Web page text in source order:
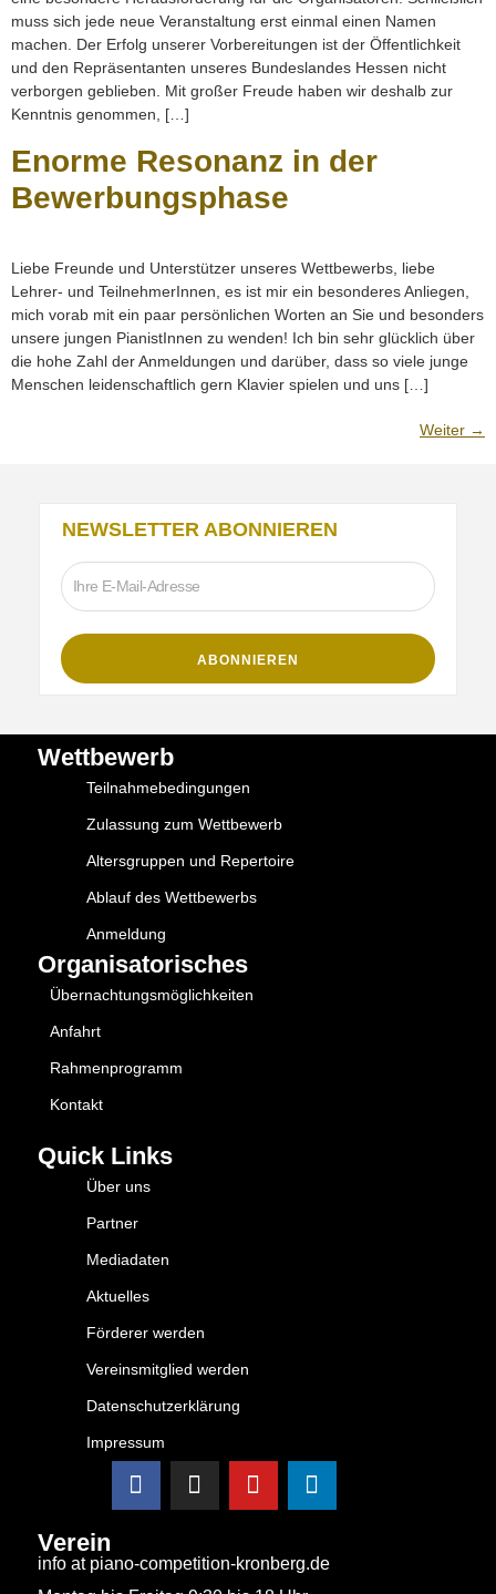
muss sich jede neue Veranstaltung erst einmal einen Namen
machen. Der Erfolg unserer Vorbereitungen ist der Öffentlichkeit
und den Repräsentanten unseres Bundeslandes Hessen nicht
verborgen geblieben. Mit großer Freude haben wir deshalb zur
Kenntnis genommen, […]
Enorme Resonanz in der
Bewerbungsphase
Liebe Freunde und Unterstützer unseres Wettbewerbs, liebe
Lehrer- und TeilnehmerInnen, es ist mir ein besonderes Anliegen,
mich vorab mit ein paar persönlichen Worten an Sie und besonders
unsere jungen PianistInnen zu wenden! Ich bin sehr glücklich über
die hohe Zahl der Anmeldungen und darüber, dass so viele junge
Menschen leidenschaftlich gern Klavier spielen und uns […]
Weiter →
NEWSLETTER ABONNIEREN
Wettbewerb
Teilnahmebedingungen
Zulassung zum Wettbewerb
Altersgruppen und Repertoire
Ablauf des Wettbewerbs
Anmeldung
Organisatorisches
Übernachtungsmöglichkeiten
Anfahrt
Rahmenprogramm
Kontakt
Quick Links
Über uns
Partner
Mediadaten
Aktuelles
Förderer werden
Vereinsmitglied werden
Datenschutzerklärung
Impressum
Verein
info at piano-competition-kronberg.de